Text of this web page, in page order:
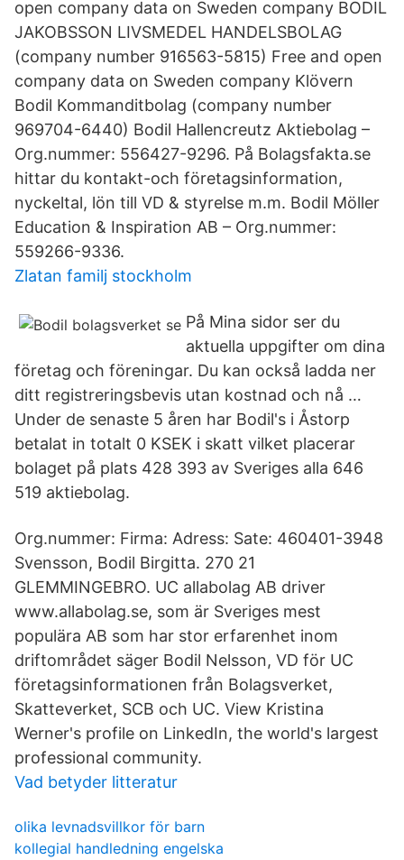
open company data on Sweden company BODIL
JAKOBSSON LIVSMEDEL HANDELSBOLAG
(company number 916563-5815) Free and open
company data on Sweden company Klövern
Bodil Kommanditbolag (company number
969704-6440) Bodil Hallencreutz Aktiebolag –
Org.nummer: 556427-9296. På Bolagsfakta.se
hittar du kontakt-och företagsinformation,
nyckeltal, lön till VD & styrelse m.m. Bodil Möller
Education & Inspiration AB – Org.nummer:
559266-9336.
Zlatan familj stockholm
På Mina sidor ser du
aktuella uppgifter om dina
företag och föreningar. Du kan också ladda ner
ditt registreringsbevis utan kostnad och nå …
Under de senaste 5 åren har Bodil's i Åstorp
betalat in totalt 0 KSEK i skatt vilket placerar
bolaget på plats 428 393 av Sveriges alla 646
519 aktiebolag.
Org.nummer: Firma: Adress: Sate: 460401-3948
Svensson, Bodil Birgitta. 270 21
GLEMMINGEBRO. UC allabolag AB driver
www.allabolag.se, som är Sveriges mest
populära AB som har stor erfarenhet inom
driftområdet säger Bodil Nelsson, VD för UC
företagsinformationen från Bolagsverket,
Skatteverket, SCB och UC. View Kristina
Werner's profile on LinkedIn, the world's largest
professional community.
Vad betyder litteratur
olika levnadsvillkor för barn
kollegial handledning engelska